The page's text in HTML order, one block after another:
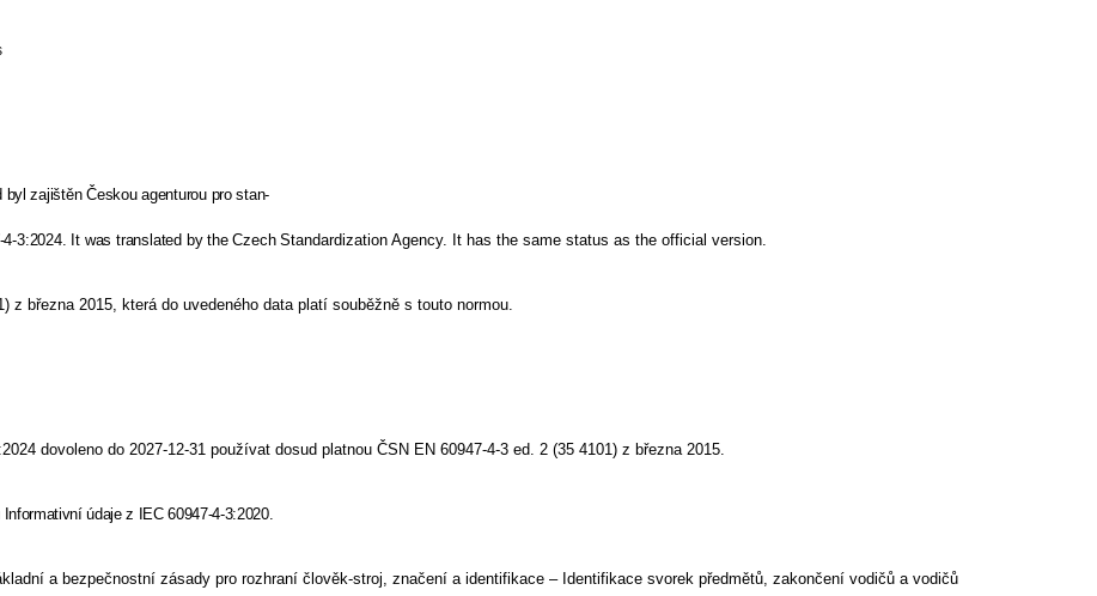
zajištěn Českou agenturou pro stan-
3:2024. It was translated by theCzechStandardization Agency. It has the same status as the official version.
z března 2015, která do uvedeného data platí souběžně s touto normou.
dovoleno do 2027-12-31 používat dosud platnou ČSN EN 60947-4-3 ed. 2 (35 4101) z března 2015.
údaje z
IEC 60947-4-3:2020.
a bezpečnostní zásady pro rozhraní člověk-stroj, značení a identifikace – Identifikace svorek předmětů, zakončení vodičů a vodičů